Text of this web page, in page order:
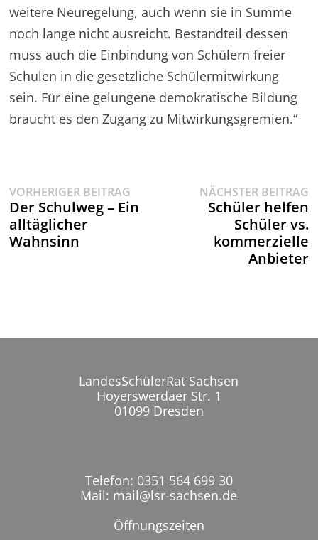
weitere Neuregelung, auch wenn sie in Summe
noch lange nicht ausreicht. Bestandteil dessen
muss auch die Einbindung von Schülern freier
Schulen in die gesetzliche Schülermitwirkung
sein. Für eine gelungene demokratische Bildung
braucht es den Zugang zu Mitwirkungsgremien.“
Beitragsnavigation
VORHERIGER BEITRAG
Beitrag:
Der Schulweg – Ein
alltäglicher
Wahnsinn
NÄCHSTER BEITRAG
Schüler helfen
Schüler vs.
kommerzielle
Anbieter
LandesSchülerRat Sachsen
Hoyerswerdaer Str. 1
01099 Dresden
Telefon: 0351 564 699 30
Mail: mail@lsr-sachsen.de
Öffnungszeiten